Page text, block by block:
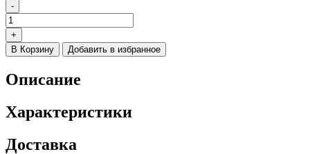
-
Количество
товара
Матрас
Soft
+
В Корзину
Добавить в избранное
Описание
Характеристики
Доставка